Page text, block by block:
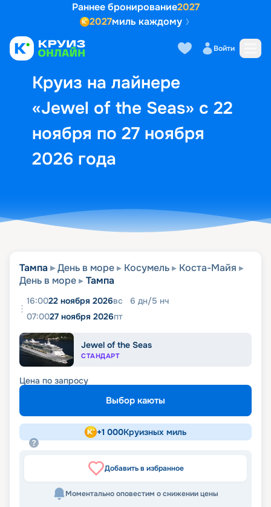
Раннее бронирование2027
2027миль каждому
Войти
Круиз на лайнере
«Jewel of the Seas» с 22
ноября по 27 ноября
2026 года
Выбор кают Маршрут и
Тампа День в море Косумель
Коста-Майя
День в море
Тампа
16:0022 ноября 2026вс 6 дн/5 нч
07:0027 ноября 2026пт
Jewel of the Seas
СТАНДАРТ
Цена по запросу
Выбор каюты
+1 000Круизных миль
Добавить в избранное
Моментально оповестим о снижении цены